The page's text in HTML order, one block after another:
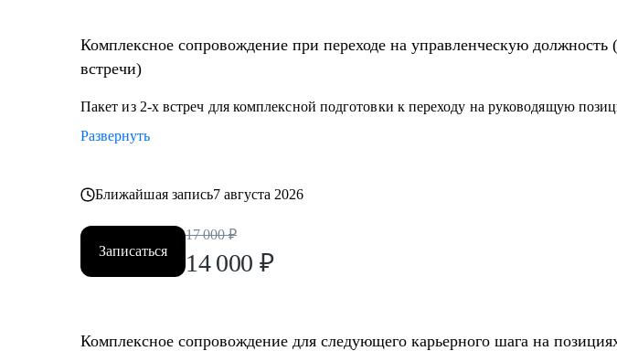
• Определение истинных целей и мотиваций;
• Проработка синдромов самозванца и отличника и др.;
• Определение ограничений и их проработка;
• Определить вектор направления карьеры;
• Директорам по направлениям: общее и операционное управление, продажи,
• Собственникам/акционерам компаний;
• Студентам и молодым специалистам, в построение карьерных треков, для
Комплексное сопровождение при переходе на управленческую должность
встречи)
Пакет из 2-х встреч для комплексной подготовки к переходу на руководящую
Развернуть
Ближайшая запись7 августа 2026
Записаться
17 000 ₽
14 000 ₽
Комплексное сопровождение для следующего карьерного шага на